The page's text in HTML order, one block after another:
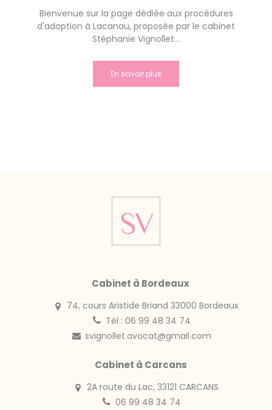
Bienvenue sur la page dédiée aux procédures
d'adoption à Lacanau, proposée par le cabinet
Stéphanie Vignollet...
En savoir plus
Cabinet à Bordeaux
74, cours Aristide Briand 33000 Bordeaux
Tél : 06 99 48 34 74
svignollet.avocat@gmail.com
Cabinet à Carcans
2A route du Lac, 33121 CARCANS
06 99 48 34 74